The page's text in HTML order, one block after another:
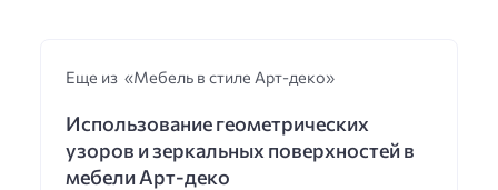
Еще из «Мебель в стиле Арт-деко»
Использование геометрических
узоров и зеркальных поверхностей в
мебели Арт-деко